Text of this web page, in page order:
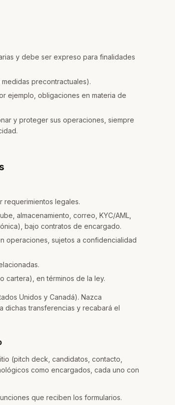
y debe ser expreso para finalidades
precontractuales).
ejemplo, obligaciones en materia de
y proteger sus operaciones, siempre
requerimientos legales.
almacenamiento, correo, KYC/AML,
bajo contratos de encargado.
operaciones, sujetos a confidencialidad
cartera), en términos de la ley.
Unidos y Canadá). Nazca
dichas transferencias y recabará el
(pitch deck, candidatos, contacto,
como encargados, cada uno con
que reciben los formularios.